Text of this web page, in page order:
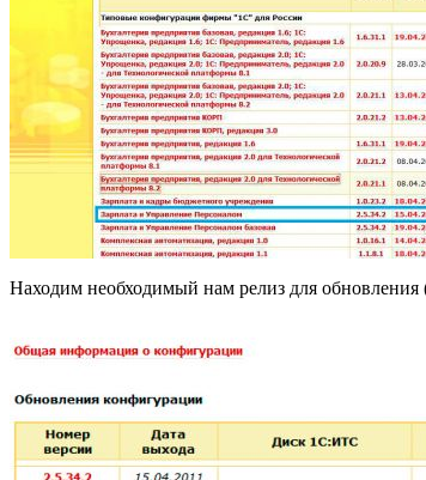
Находим необходимый нам релиз для обновления